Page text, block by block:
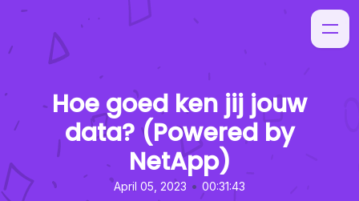
Hoe goed ken jij jouw
data? (Powered by
NetApp)
April 05, 2023 • 00:31:43